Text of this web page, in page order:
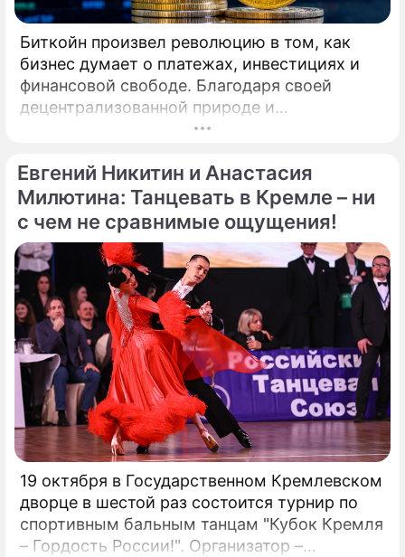
Биткойн произвел революцию в том, как
бизнес думает о платежах, инвестициях и
финансовой свободе. Благодаря своей
децентрализованной природе и
безграничной функциональности Биткойн
возможности для расширения своего
присутствия. Однако наряду с
преимуществами возникают и серьезные
проблемы, особенно в нормативно-
правовой сфере. Понимание этих
препятствий имеет важное значение для
предприятий, рассматривающих
возможность внедрения Биткойна.
Евгений Никитин и Анастасия
Милютина: Танцевать в Кремле – ни
с чем не сравнимые ощущения!
19 октября в Государственном Кремлевском
дворце в шестой раз состоится турнир по
спортивным бальным танцам "Кубок Кремля
– Гордость России!". Организатор –